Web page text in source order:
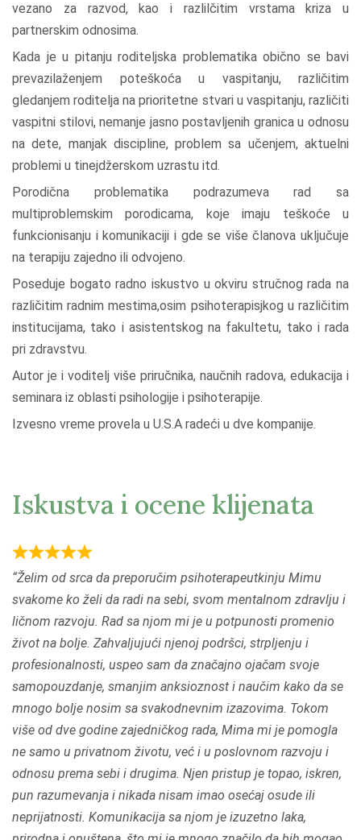
vezano za razvod, kao i razlilčitim vrstama kriza u
partnerskim odnosima.
Kada je u pitanju roditeljska problematika obično se bavi
prevazilaženjem poteškoća u vaspitanju, različitim
gledanjem roditelja na prioritetne stvari u vaspitanju, različiti
vaspitni stilovi, nemanje jasno postavljenih granica u odnosu
na dete, manjak discipline, problem sa učenjem, aktuelni
problemi u tinejdžerskom uzrastu itd.
Porodična problematika podrazumeva rad sa
multiproblemskim porodicama, koje imaju teškoće u
funkcionisanju i komunikaciji i gde se više članova uključuje
na terapiju zajedno ili odvojeno.
Poseduje bogato radno iskustvo u okviru stručnog rada na
različitim radnim mestima,osim psihoterapisjkog u različitim
institucijama, tako i asistentskog na fakultetu, tako i rada
pri zdravstvu.
Autor je i voditelj više priručnika, naučnih radova, edukacija i
seminara iz oblasti psihologije i psihoterapije.
Izvesno vreme provela u U.S.A radeći u dve kompanije.
Iskustva i ocene klijenata
R
a
t
e
d
5
,
0
o
u
t
o
f
Želim od srca da preporučim psihoterapeutkinju Mimu
svakome ko želi da radi na sebi, svom mentalnom zdravlju i
ličnom razvoju. Rad sa njom mi je u potpunosti promenio
život na bolje. Zahvaljujući njenoj podršci, strpljenju i
profesionalnosti, uspeo sam da značajno ojačam svoje
samopouzdanje, smanjim anksioznost i naučim kako da se
mnogo bolje nosim sa svakodnevnim izazovima. Tokom
više od dve godine zajedničkog rada, Mima mi je pomogla
ne samo u privatnom životu, već i u poslovnom razvoju i
odnosu prema sebi i drugima. Njen pristup je topao, iskren,
pun razumevanja i nikada nisam imao osećaj osude ili
neprijatnosti. Komunikacija sa njom je izuzetno laka,